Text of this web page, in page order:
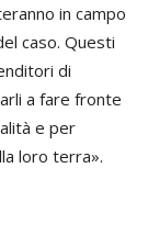
in campo
caso. Questi
di
a fare fronte
e per
loro terra».